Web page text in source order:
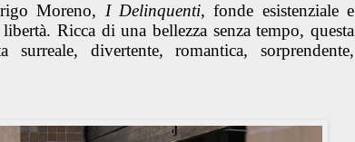
Moreno, I Delinquenti, fonde esistenziale e
Ricca di una bellezza senza tempo, questa
divertente, romantica, sorprendente,